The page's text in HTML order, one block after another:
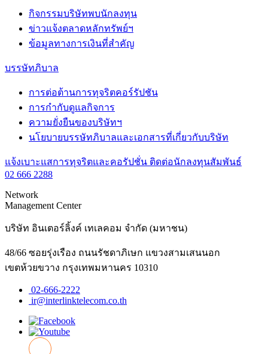
กิจกรรมบริษัทพบนักลงทุน
ข่าวแจ้งตลาดหลักทรัพย์ฯ
ข้อมูลทางการเงินที่สำคัญ
บรรษัทภิบาล
การต่อต้านการทุจริตคอร์รัปชัน
การกำกับดูแลกิจการ
ความยั่งยืนของบริษัทฯ
นโยบายบรรษัทภิบาลและเอกสารที่เกี่ยวกับบริษัท
แจ้งเบาะแสการทุจริตและคอรัปชั่น ติดต่อนักลงทุนสัมพันธ์
02 666 2288
Network
Management Center
บริษัท อินเตอร์ลิ้งค์ เทเลคอม จำกัด (มหาชน)
48/66 ซอยรุ่งเรือง ถนนรัชดาภิเษก แขวงสามเสนนอก
เขตห้วยขวาง กรุงเทพมหานคร 10310
02-666-2222
ir@interlinktelecom.co.th